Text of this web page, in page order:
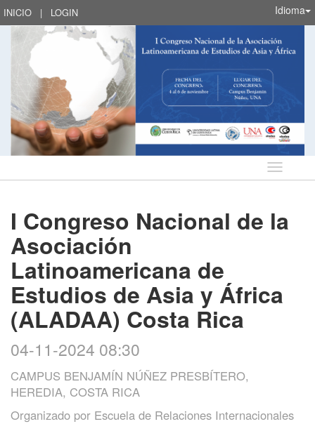
INICIO | LOGIN Idioma
Idioma
I Congreso Nacional de la
Asociación
Latinoamericana de
Estudios de Asia y África
(ALADAA) Costa Rica
04-11-2024 08:30
CAMPUS BENJAMÍN NÚÑEZ PRESBÍTERO,
HEREDIA, COSTA RICA
Organizado por Escuela de Relaciones Internacionales